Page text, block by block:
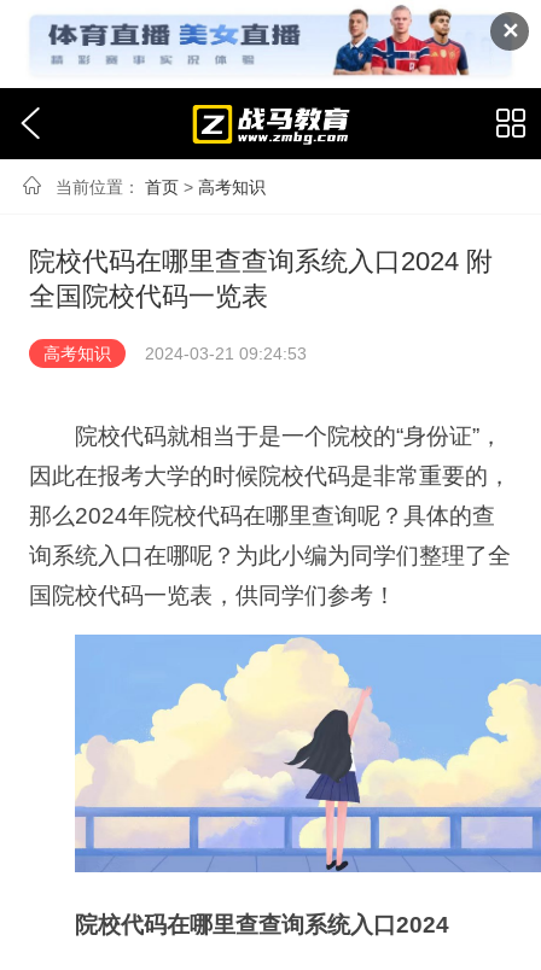
✕
当前位置：首页 >高考知识
院校代码在哪里查查询系统入口2024 附
全国院校代码一览表
高考知识 2024-03-21 09:24:53
院校代码就相当于是一个院校的“身份证”，
因此在报考大学的时候院校代码是非常重要的，
那么2024年院校代码在哪里查询呢？具体的查
询系统入口在哪呢？为此小编为同学们整理了全
国院校代码一览表，供同学们参考！
院校代码在哪里查查询系统入口2024